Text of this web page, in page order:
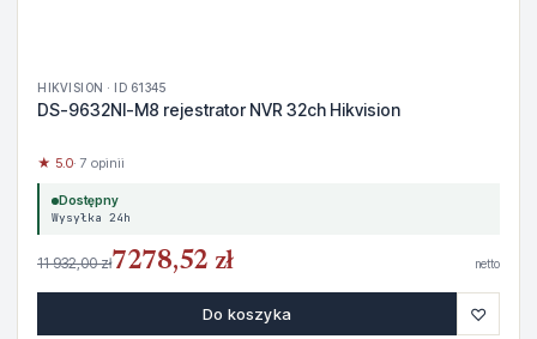
HIKVISION · ID 61345
DS-9632NI-M8 rejestrator NVR 32ch Hikvision
★ 5.0· 7 opinii
Dostępny
Wysyłka 24h
11 932,00 zł7278,52 zł netto
Do koszyka ♡